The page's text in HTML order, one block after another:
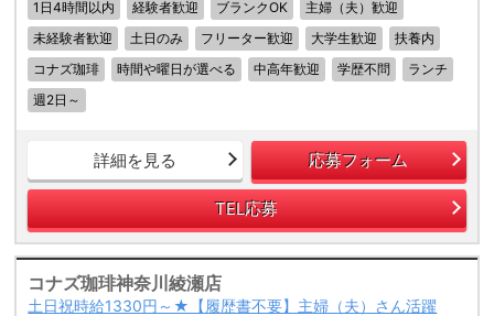
1日4時間以内 経験者歓迎 ブランクOK
主婦（夫）歓迎
未経験者歓迎
土日のみ フリーター歓迎 大学生歓迎
扶養内
コナズ珈琲
時間や曜日が選べる 中高年歓迎 学歴不問
ランチ
週2日～
詳細を見る 応募フォーム
TEL応募
コナズ珈琲神奈川綾瀬店
土日祝時給1330円～★【履歴書不要】主婦（夫）さん活躍